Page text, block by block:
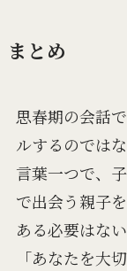
まとめ
思春期の会話
ルするのでは
言葉一つで、
で出会う親子
ある必要はな
「あなたを大